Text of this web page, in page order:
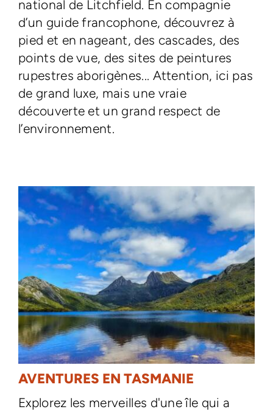
national de Litchfield. En compagnie
d’un guide francophone, découvrez à
pied et en nageant, des cascades, des
points de vue, des sites de peintures
rupestres aborigènes... Attention, ici pas
de grand luxe, mais une vraie
découverte et un grand respect de
l’environnement.
AVENTURES EN TASMANIE
Explorez les merveilles d'une île qui a